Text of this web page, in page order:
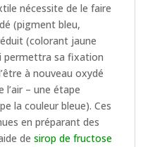
nécessite de le faire
(pigment bleu,
(colorant jaune
permettra sa fixation
à nouveau oxydé
l’air – une étape
la couleur bleue). Ces
en préparant des
de sirop de fructose